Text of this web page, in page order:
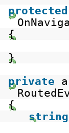
protected
{
}
private
{
string